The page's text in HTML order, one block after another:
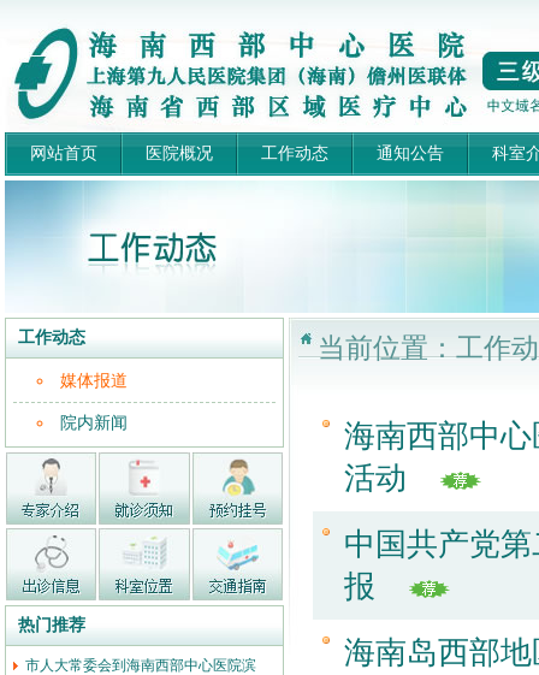
网站首页 医院概况 工作动态 通知公告 科室
工作动态
媒体报道
院内新闻
热门推荐
‌市人大常委会到海南西部中心医院滨
当前位置：工作
海南西部中
活动
中国共产党
报
海南岛西部地